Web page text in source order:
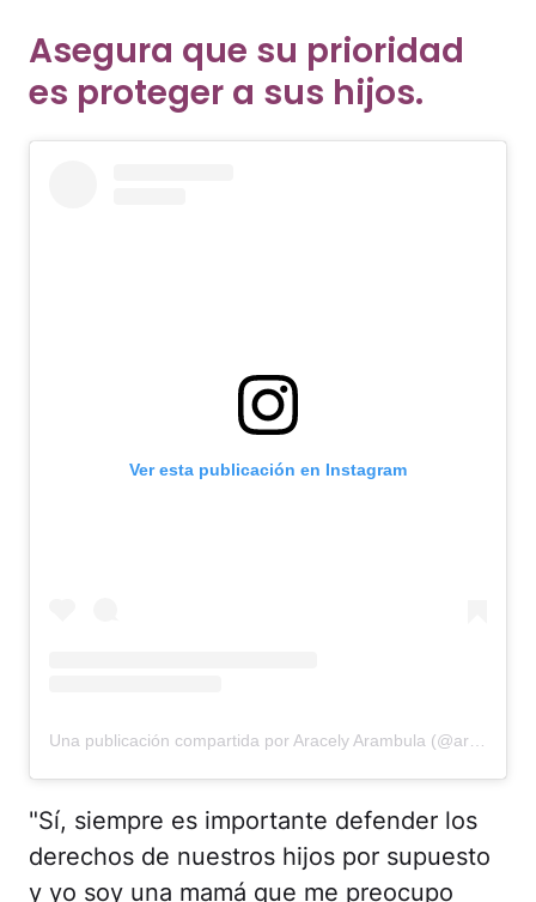
Asegura que su prioridad
es proteger a sus hijos.
Ver esta publicación en Instagram
"Sí, siempre es importante defender los
derechos de nuestros hijos por supuesto
y yo soy una mamá que me preocupo